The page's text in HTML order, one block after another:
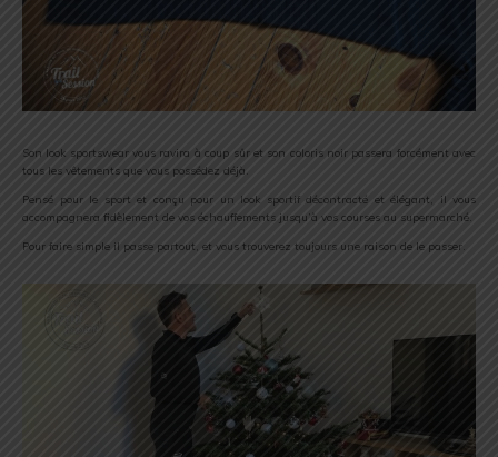
Son look sportswear vous ravira à coup sûr et son coloris noir passera forcément avec
tous les vêtements que vous possédez déjà.
Pensé pour le sport et conçu pour un look sportif décontracté et élégant, il vous
accompagnera fidèlement de vos échauffements jusqu’à vos courses au supermarché.
Pour faire simple il passe partout, et vous trouverez toujours une raison de le passer.